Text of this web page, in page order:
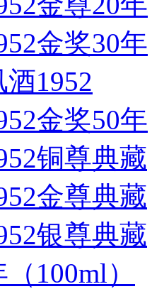
金奖30年
1952
金奖50年
铜尊典藏
金尊典藏
银尊典藏
100ml）